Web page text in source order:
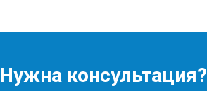
Нужна консультация?